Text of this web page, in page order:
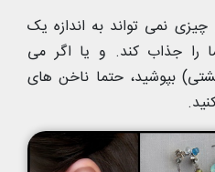
نمی تواند به اندازه یک
را جذاب کند. و یا اگر می
بپوشید، حتما ناخن های